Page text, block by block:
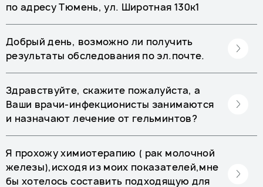
по адресу Тюмень, ул. Широтная 130к1
Добрый день, возможно ли получить
результаты обследования по эл.почте.
Здравствуйте, скажите пожалуйста, а
Ваши врачи-инфекционисты занимаются
и назначают лечение от гельминтов?
Я прохожу химиотерапию ( рак молочной
железы),исходя из моих показателей,мне
бы хотелось составить подходящую для